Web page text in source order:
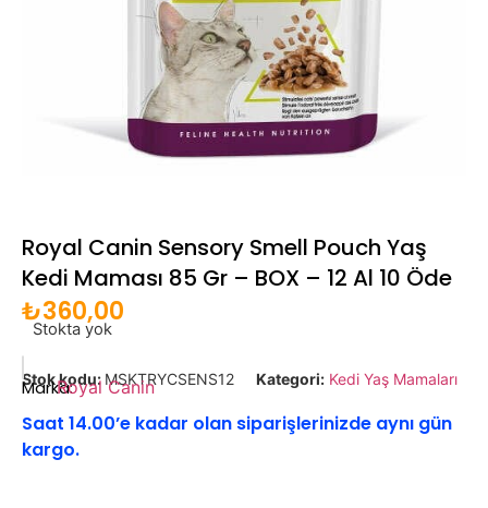
Royal Canin Sensory Smell Pouch Yaş
Kedi Maması 85 Gr – BOX – 12 Al 10 Öde
₺360,00
Stokta yok
Stok kodu: MSKTRYCSENS12 Kategori: Kedi Yaş Mamaları
Marka:Royal Canin
Saat 14.00’e kadar olan siparişlerinizde aynı gün
kargo.